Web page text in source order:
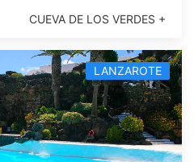
CUEVA DE LOS VERDES +
LANZAROTE